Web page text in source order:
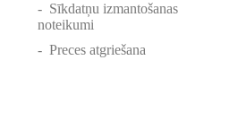
- Sīkdatņu izmantošanas
noteikumi
- Preces atgriešana